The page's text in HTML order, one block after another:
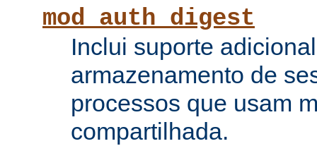
mod_auth_digest
Inclui suporte
armazenamento de
processos que usam
compartilhada.